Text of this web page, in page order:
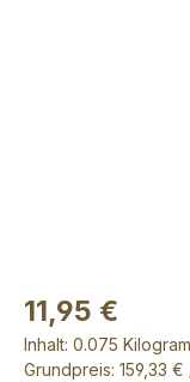
Bildergalerie
11,95 €
Inhalt: 0.075
Grundpreis: 159,33 €